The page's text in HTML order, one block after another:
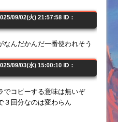
09/02(火) 21:57:58 ID：
なんだかんだ一番使われそう
09/03(水) 15:00:10 ID：
でコピーする意味は無いぞ
３回分なのは変わらん